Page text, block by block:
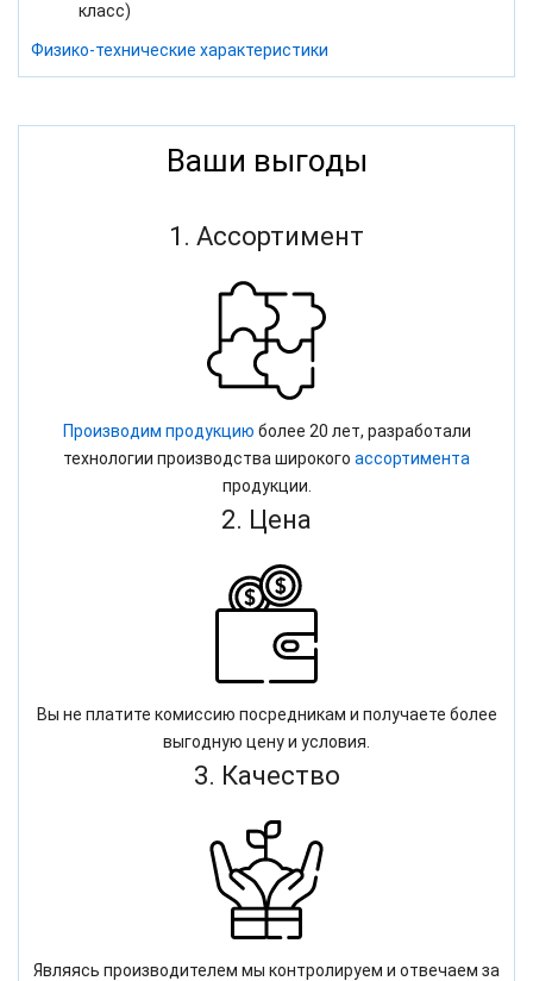
класс)
Физико-технические характеристики
Ваши выгоды
1. Ассортимент
Производим продукцию более 20 лет, разработали
технологии производства широкого ассортимента
продукции.
2. Цена
Вы не платите комиссию посредникам и получаете более
выгодную цену и условия.
3. Качество
Являясь производителем мы контролируем и отвечаем за